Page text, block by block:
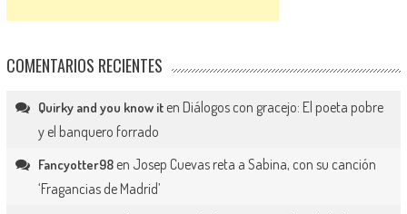
COMENTARIOS RECIENTES
Quirky and you know iten Diálogos con gracejo: El poeta pobre
y el banquero forrado
Fancyotter98en Josep Cuevas reta a Sabina, con su canción
‘Fragancias de Madrid’